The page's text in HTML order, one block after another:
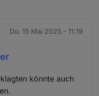
Do. 15 Mai 2025 - 11:19
könnte auch